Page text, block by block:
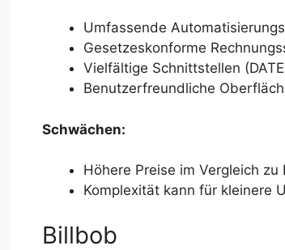
Umfassende
Gesetzeskonforme
Vielfältige Schnittstellen
Benutzerfreundliche
Schwächen:
Höhere Preise im Vergleich zu
Komplexität kann für kleinere
Billbob